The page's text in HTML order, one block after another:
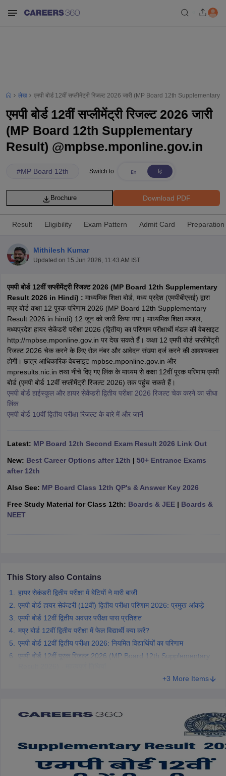
Time Table 2026
12th Supplementary Result 2026
TN 11th Arrear Result 2026
Marksheet 2026 CBSE Second Board Result 2026 Roll Number
HS Result 2026
CBSE Class 12 Result Link 2026
Punjab
CBSE 10th Science Question Paper 2026 Second Exam
CBSE 10th
Question Paper 2026
TS Inter Supplementary Question
SSLC
Karnataka SSLC UK Board 10th Goa Board SSC
ExamMP Board 12th UK Board 12th Goa Board HSSC PSEB 12th
Public School AdmissionsNavyug School Admission MGGS School
Schools in Jaipur Schools in Lucknow Schools in Gurgaon Schools
Schools in PunjabSchools in Bihar
Medium Schools in India
Gujarati Medium Schools in India
Army Public Schools in India
HBSE 12th SyllabusHPBOSE 12th SyllabusNBSE HSSLC
Class 12 Question PapersHBSE 12th Question Papers GSEB
10th Syllabus JAC 10th SyllabusOdisha 10th SyllabusKerala
for Class 10
2026 Digital Gujarat Scholarship 2026-27
UP Scholarship
HBCSE Mathematical Olympiad
लेख एमपी बोर्ड 12वीं सप्लीमेंट्री रिजल्ट 2026 जारी (MP Board 12th
एमपी बोर्ड 12वीं सप्लीमेंट्री रिजल्ट 2026 जारी
(MP Board 12th Supplementary
Result) @mpbse.mponline.gov.in
#MP Board 12th Switch to
Download PDF
Brochure
Result Eligibility Exam Pattern Admit Card Preparation
Mithilesh Kumar
Updated on 15 Jun 2026, 11:43 AM IST
एमपी बोर्ड 12वीं सप्लीमेंट्री रिजल्ट 2026 (MP Board 12th Supplementary
Result 2026 in Hindi) : माध्यमिक शिक्षा बोर्ड, मध्य प्रदेश (एमपीबीएसई) द्वारा
मप्र बोर्ड कक्षा 12 पूरक परिणाम 2026 (MP Board 12th Supplementary
Result 2026 in hindi) 12 जून को जारी किया गया। माध्यमिक शिक्षा मण्डल,
मध्यप्रदेश हायर सेकेंडरी परीक्षा 2026 (द्वितीय) का परिणाम परीक्षार्थी मंडल की वेबसाइट
http://mpbse.mponline.gov.in पर देख सकते हैं। कक्षा 12 एमपी बोर्ड सप्लीमेंट्री
रिजल्ट 2026 चेक करने के लिए रोल नंबर और आवेदन संख्या दर्ज करने की आवश्यकता
होगी। छात्र आधिकारिक वेबसाइट mpbse.mponline.gov.in और
mpresults.nic.in तथा नीचे दिए गए लिंक के माध्यम से कक्षा 12वीं पूरक परिणाम एमपी
बोर्ड (एमपी बोर्ड 12वीं सप्लीमेंट्री रिजल्ट 2026) तक पहुंच सकते हैं।
एमपी बोर्ड हाईस्कूल और हायर सेकेंडरी द्वितीय परीक्षा 2026 रिजल्ट चेक करने का सीधा
लिंक
एमपी बोर्ड 10वीं द्वितीय परीक्षा रिजल्ट के बारे में और जानें
Latest: MP Board 12th Second Exam Result 2026 Link Out
New: Best Career Options after 12th | 50+ Entrance Exams
after 12th
Also See: MP Board Class 12th QP's & Answer Key 2026
Free Study Material for Class 12th: Boards & JEE| Boards &
NEET
This Story also Contains
हायर सेकंडरी द्वितीय परीक्षा में बेटियों ने मारी बाजी
एमपी बोर्ड हायर सेकंडरी (12वीं) द्वितीय परीक्षा परिणाम 2026: प्रमुख आंकड़े
एमपी बोर्ड 12वीं द्वितीय अवसर परीक्षा पास प्रतिशत
मप्र बोर्ड 12वीं द्वितीय परीक्षा में फेल विद्यार्थी क्या करें?
एमपी बोर्ड 12वीं द्वितीय परीक्षा 2026: नियमित विद्यार्थियों का परिणाम
एमपी बोर्ड 12वीं पूरक रिजल्ट 2026 (MP Board 12th Supplementary
+3 More Items